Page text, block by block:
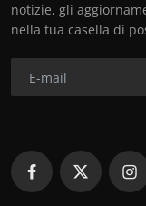
notizie, gli
nella tua casella di